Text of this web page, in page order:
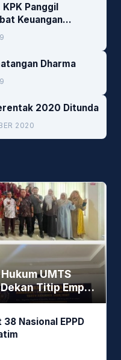
Panggil
Keuangan
Dharma
2020 Ditunda
2020
UMTS
Titip Empat
Nasional EPPD